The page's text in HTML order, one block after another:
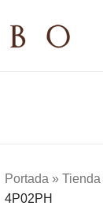
Portada » Tienda
4P02PH